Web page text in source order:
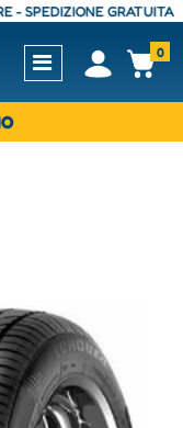
GRATUITA -
Open0